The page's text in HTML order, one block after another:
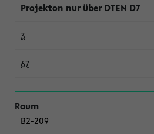
Projekton nur über DTEN D7
3
67
B2-209